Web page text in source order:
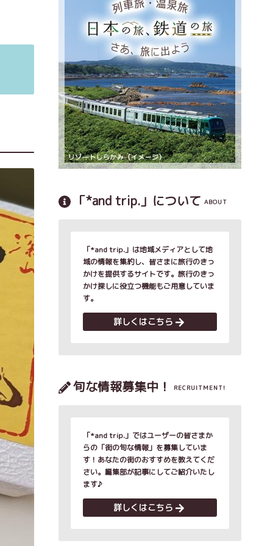
「*and trip.」について ABOUT
「*and trip.」は地域メディアとして地
域の情報を集約し、皆さまに旅行のきっ
かけを提供するサイトです。旅行のきっ
かけ探しに役立つ機能もご用意していま
す。
詳しくはこちら
旬な情報募集中！ RECRUITMENT!
「*and trip.」ではユーザーの皆さまか
らの「街の旬な情報」を募集していま
す！あなたの街のおすすめを教えてくだ
さい。編集部が記事にしてご紹介いたし
ます♪
詳しくはこちら